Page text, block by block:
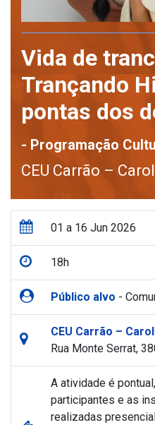
Vida de
Trançando
pontas dos
- Programação
CEU Carrão –
01 a 16 Jun 2026
18h
Público alvo -
CEU Carrão –
Rua Monte Serrat,
A atividade é
participantes e as
realizadas